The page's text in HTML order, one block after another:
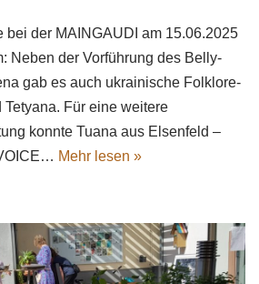
bei der MAINGAUDI am 15.06.2025
Neben der Vorführung des Belly-
gab es auch ukrainische Folklore-
Tetyana. Für eine weitere
konnte Tuana aus Elsenfeld –
Mehr lesen »